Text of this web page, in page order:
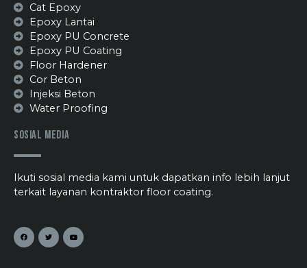
Cat Epoxy
Epoxy Lantai
Epoxy PU Concrete
Epoxy PU Coating
Floor Hardener
Cor Beton
Injeksi Beton
Water Proofing
Sosial Media
Ikuti sosial media kami untuk dapatkan info lebih lanjut
terkait layanan kontraktor floor coating.